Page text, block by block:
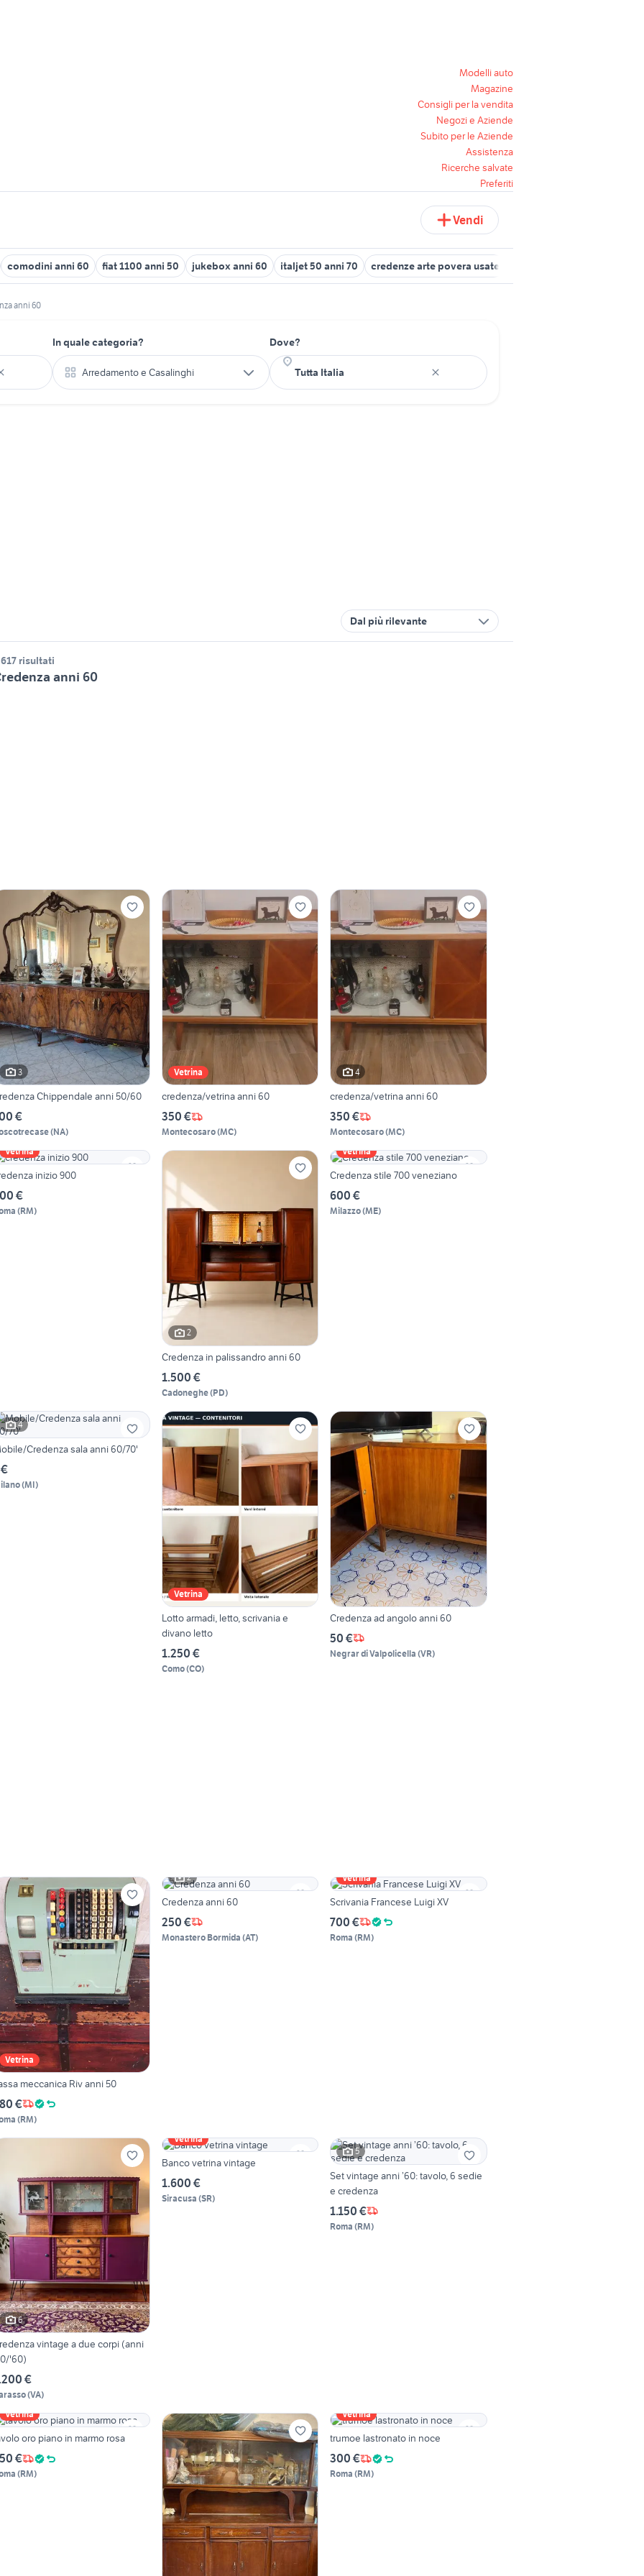
Modelli auto
Magazine
Consigli per la vendita
Negozi e Aziende
Subito per le Aziende
Assistenza
Ricerche salvate
Preferiti
Vendi
comodini anni 60 fiat 1100 anni 50 jukebox anni 60 italjet 50 anni 70 credenze arte povera usate
anni 60
In quale categoria?
Arredamento e Casalinghi
Dove?
Dal più rilevante
risultati
anni 60
3
Chippendale anni 50/60
€
(NA)
Vetrina
credenza/vetrina anni 60
350 €
Montecosaro(MC)
4
credenza/vetrina anni 60
350 €
Montecosaro(MC)
Vetrina
inizio 900
€
(RM)
2
Credenza in palissandro anni 60
1.500 €
Cadoneghe(PD)
Vetrina
Credenza stile 700 veneziano
600 €
Milazzo(ME)
4
Credenza sala anni 60/70'
(MI)
Vetrina
Lotto armadi, letto, scrivania e
divano letto
1.250 €
Como(CO)
Credenza ad angolo anni 60
50 €
Negrar di Valpolicella (VR)
Vetrina
meccanica Riv anni 50
€
(RM)
2
Credenza anni 60
250 €
Monastero Bormida (AT)
Vetrina
Scrivania Francese Luigi XV
700 €
Roma (RM)
6
vintage a due corpi (anni
'60)
€
(VA)
Vetrina
Banco vetrina vintage
1.600 €
Siracusa (SR)
5
Set vintage anni ’60: tavolo, 6 sedie
e credenza
1.150 €
Roma (RM)
Vetrina
oro piano in marmo rosa
€
(RM)
Vetrina
trumoe lastronato in noce
300 €
Roma (RM)